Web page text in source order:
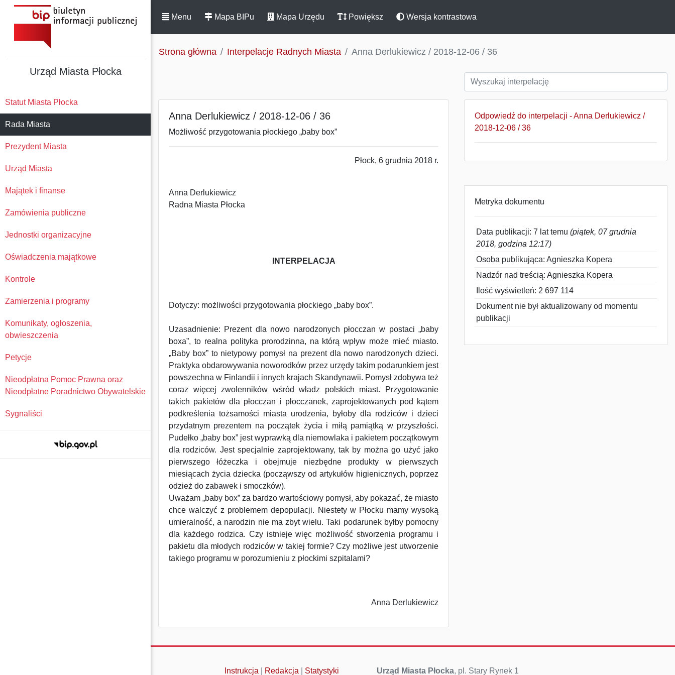
Urząd Miasta Płocka
Statut Miasta Płocka
Rada Miasta
Prezydent Miasta
Urząd Miasta
Majątek i finanse
Zamówienia publiczne
Jednostki organizacyjne
Oświadczenia majątkowe
Kontrole
Zamierzenia i programy
Komunikaty, ogłoszenia,
obwieszczenia
Petycje
Nieodpłatna Pomoc Prawna oraz
Nieodpłatne Poradnictwo Obywatelskie
Sygnaliści
Menu Mapa BIPu Mapa Urzędu Powiększ Wersja kontrastowa
Strona główna Interpelacje Radnych Miasta Anna Derlukiewicz / 2018-12-06 / 36
Anna Derlukiewicz / 2018-12-06 / 36
Możliwość przygotowania płockiego „baby box”
Płock, 6 grudnia 2018 r.
Anna Derlukiewicz
Radna Miasta Płocka
INTERPELACJA
Dotyczy: możliwości przygotowania płockiego „baby box”.
Uzasadnienie: Prezent dla nowo narodzonych płocczan w postaci „baby
boxa”, to realna polityka prorodzinna, na którą wpływ może mieć miasto.
„Baby box” to nietypowy pomysł na prezent dla nowo narodzonych dzieci.
Praktyka obdarowywania noworodków przez urzędy takim podarunkiem jest
powszechna w Finlandii i innych krajach Skandynawii. Pomysł zdobywa też
coraz więcej zwolenników wśród władz polskich miast. Przygotowanie
takich pakietów dla płocczan i płocczanek, zaprojektowanych pod kątem
podkreślenia tożsamości miasta urodzenia, byłoby dla rodziców i dzieci
przydatnym prezentem na początek życia i miłą pamiątką w przyszłości.
Pudełko „baby box” jest wyprawką dla niemowlaka i pakietem początkowym
dla rodziców. Jest specjalnie zaprojektowany, tak by można go użyć jako
pierwszego łóżeczka i obejmuje niezbędne produkty w pierwszych
miesiącach życia dziecka (począwszy od artykułów higienicznych, poprzez
odzież do zabawek i smoczków).
Uważam „baby box” za bardzo wartościowy pomysł, aby pokazać, że miasto
chce walczyć z problemem depopulacji. Niestety w Płocku mamy wysoką
umieralność, a narodzin nie ma zbyt wielu. Taki podarunek byłby pomocny
dla każdego rodzica. Czy istnieje więc możliwość stworzenia programu i
pakietu dla młodych rodziców w takiej formie? Czy możliwe jest utworzenie
takiego programu w porozumieniu z płockimi szpitalami?
Anna Derlukiewicz
Odpowiedź do interpelacji - Anna Derlukiewicz /
2018-12-06 / 36
Metryka dokumentu
Data publikacji: 7 lat temu (piątek, 07 grudnia
2018, godzina 12:17)
Osoba publikująca: Agnieszka Kopera
Nadzór nad treścią: Agnieszka Kopera
Ilość wyświetleń: 2 697 114
Dokument nie był aktualizowany od momentu
publikacji
Instrukcja Redakcja Statystyki Urząd Miasta Płocka, pl. Stary Rynek 1